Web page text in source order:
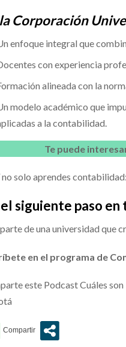
Corporación
enfoque integral que
con experiencia
alineada con la
modelo académico que
a la contabilidad.
Te puede
solo aprendes contabilidad:
siguiente paso
de una universidad que
en el programa de
este Podcast Cuáles